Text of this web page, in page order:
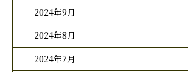
2024年9月
2024年8月
2024年7月